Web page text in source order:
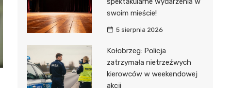
swoim mieście!
5 sierpnia 2026
Kołobrzeg: Policja
zatrzymała nietrzeźwych
kierowców w weekendowej
akcji